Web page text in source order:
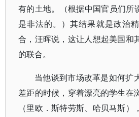
有的土地。（根据中国官员们所
是非法的。）其结果就是政治
合，汪晖说，这让人想起美国和
的联合。
当他谈到市场改革是如何扩
差距的时候，穿着漂亮的学生在
（里欧．斯特劳斯、哈贝马斯